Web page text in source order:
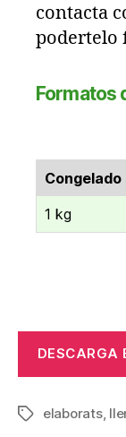
contacta
podertelo
Formatos
Congelado
1 kg
DESCARGA
Etiquetas
elaborats,